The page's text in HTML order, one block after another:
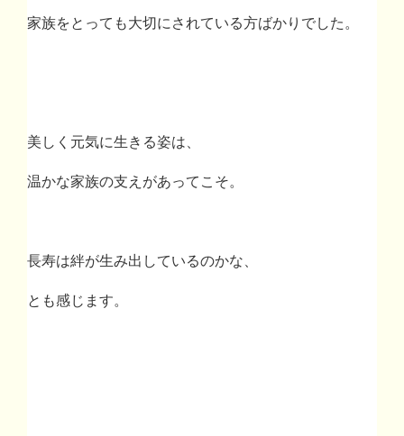
家族をとっても大切にされている方ばかりでした。
美しく元気に生きる姿は、
温かな家族の支えがあってこそ。
長寿は絆が生み出しているのかな、
とも感じます。